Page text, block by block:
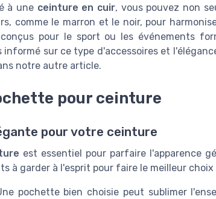
à une ceinture en cuir, vous pouvez non
comme le marron et le noir, pour
pour le sport ou les événements
informé sur ce type d'accessoires et
notre autre article.
pour ceinture
pour votre ceinture
est essentiel pour parfaire l'apparence
à garder à l'esprit pour faire le meilleur choix
pochette bien choisie peut sublimer